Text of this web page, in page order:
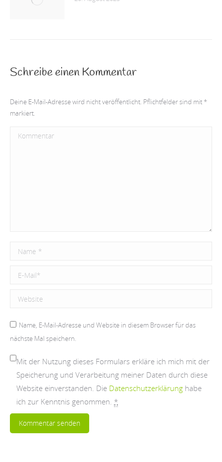
Schreibe einen Kommentar
Deine E-Mail-Adresse wird nicht veröffentlicht. Pflichtfelder sind mit*
markiert.
Kommentar
Name *
E-Mail *
Website
Name, E-Mail-Adresse und Website in diesem Browser für das
nächste Mal speichern.
Mit der Nutzung dieses Formulars erkläre ich mich mit der
Speicherung und Verarbeitung meiner Daten durch diese
Website einverstanden. Die Datenschutzerklärung habe
ich zur Kenntnis genommen. *
Kommentar senden